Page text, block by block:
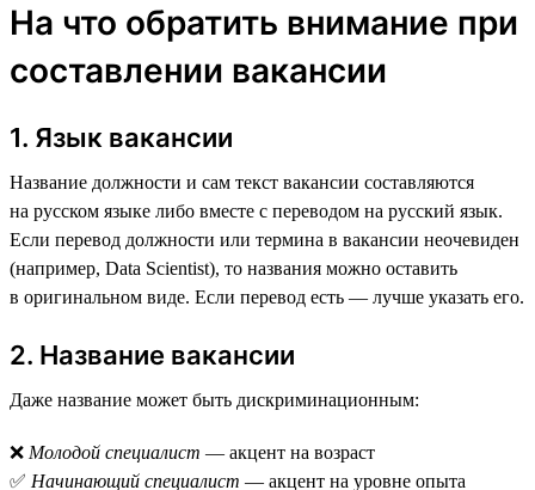
На что обратить внимание при
составлении вакансии
1. Язык вакансии
Название должности и сам текст вакансии составляются
на русском языке либо вместе с переводом на русский язык.
Если перевод должности или термина в вакансии неочевиден
(например, Data Scientist), то названия можно оставить
в оригинальном виде. Если перевод есть — лучше указать его.
2. Название вакансии
Даже название может быть дискриминационным:
❌ Молодой специалист — акцент на возраст
✅ Начинающий специалист — акцент на уровне опыта